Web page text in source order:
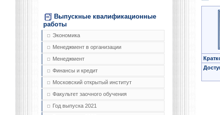
Выпускные квалификационные
работы
Экономика
Менеджмент в организации
Менеджмент
Финансы и кредит
Московский открытый институт
Факультет заочного обучения
Год выпуска 2021